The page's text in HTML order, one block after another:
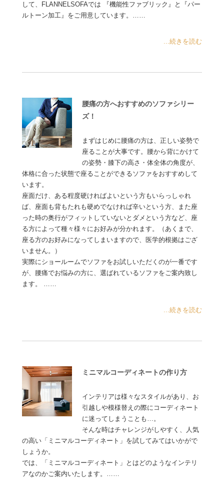
して、FLANNELSOFAでは 『機能性ファブリック』と『パー
ルトーン加工』をご用意しています。……
...続きを読む
腰痛の方へおすすめのソファシリー
ズ！
まずはじめに腰痛の方は、正しい姿勢で
座ることが大事です。腰から背にかけて
の姿勢・膝下の高さ・体全体の角度が、
体格に合った状態で座ることができるソファをおすすめして
います。
座面だけ、ある程度硬ければよいという方もいらっしゃれ
ば、座面も背もたれも硬めでなければ辛いという方、また座
った時の奥行がフィットしていないとダメという方など、座
る方によって種々様々にお好みが分かれます。（あくまで、
座る方のお好みになってしまいますので、医学的根拠はござ
いません。）
実際にショールームでソファをお試しいただくのが一番です
が、腰痛でお悩みの方に、選ばれているソファをご案内致し
ます。 ……
...続きを読む
ミニマルコーディネートの作り方
インテリアは様々なスタイルがあり、お
引越しや模様替えの際にコーディネート
に迷ってしまうことも…。
そんな時はチャレンジがしやすく、人気
の高い「ミニマルコーディネート」を試してみてはいかがで
しょうか。
では、「ミニマルコーディネート」とはどのようなインテリ
アなのかご案内いたします。……